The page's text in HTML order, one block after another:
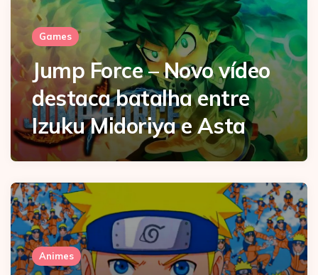
Games
Jump Force – Novo vídeo
destaca batalha entre
Izuku Midoriya e Asta
Animes